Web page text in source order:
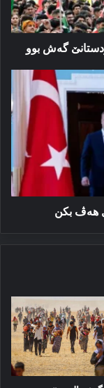
گەش بوو
هەڤ بکن